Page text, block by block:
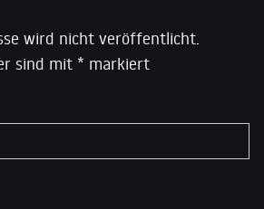
wird nicht veröffentlicht.
sind mit * markiert